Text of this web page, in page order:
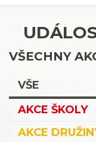
VŠECHNY
VŠE
AKCE ŠKOLY
AKCE